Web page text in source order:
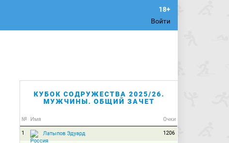
Войти
КУБОК СОДРУЖЕСТВА 2025/26.
МУЖЧИНЫ. ОБЩИЙ ЗАЧЕТ
№ Имя Очки
1 Латыпов Эдуард 1206